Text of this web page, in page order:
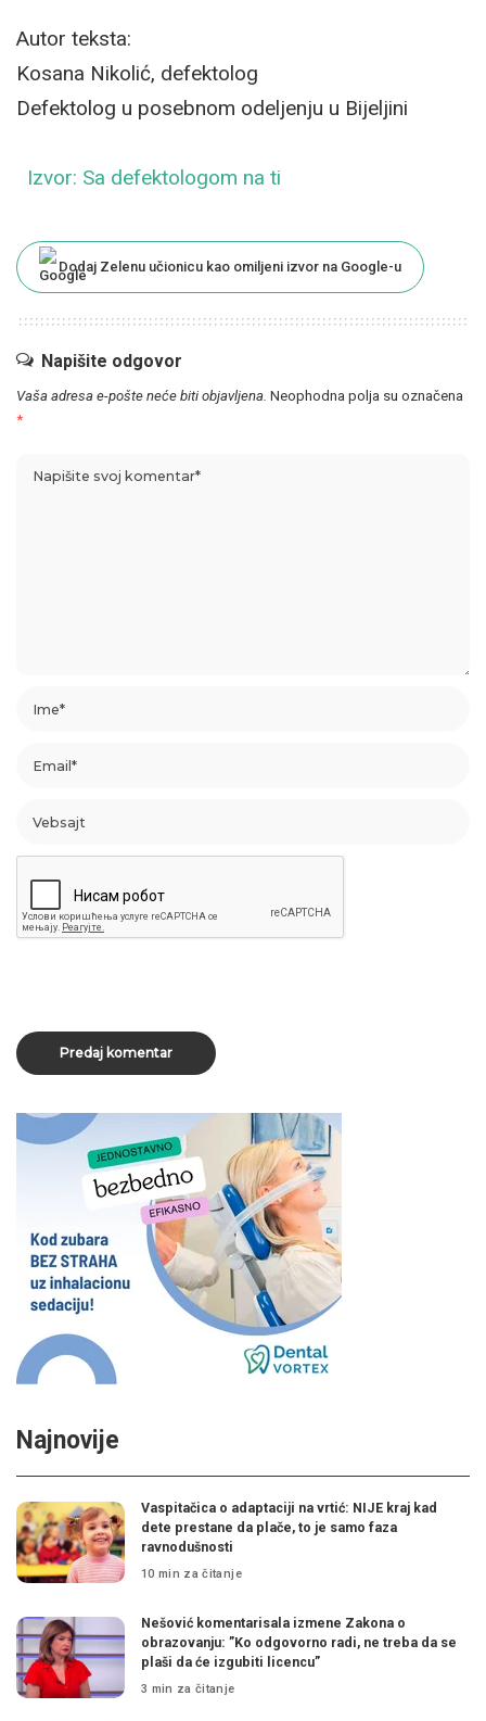
Autor teksta:
Kosana Nikolić, defektolog
Defektolog u posebnom odeljenju u Bijeljini
Izvor: Sa defektologom na ti
Dodaj Zelenu učionicu kao omiljeni izvor na Google-u
Napišite odgovor
Vaša adresa e-pošte neće biti objavljena. Neophodna polja su označena
*
Najnovije
Vaspitačica o adaptaciji na vrtić: NIJE kraj kad
dete prestane da plače, to je samo faza
ravnodušnosti
10 min za čitanje
Nešović komentarisala izmene Zakona o
obrazovanju: ”Ko odgovorno radi, ne treba da se
plaši da će izgubiti licencu”
3 min za čitanje